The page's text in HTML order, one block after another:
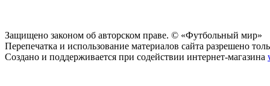
Защищено законом об авторском праве. © «Футбольный мир»
Перепечатка и использование материалов сайта разрешено
Создано и поддерживается при содействии интернет-магазина